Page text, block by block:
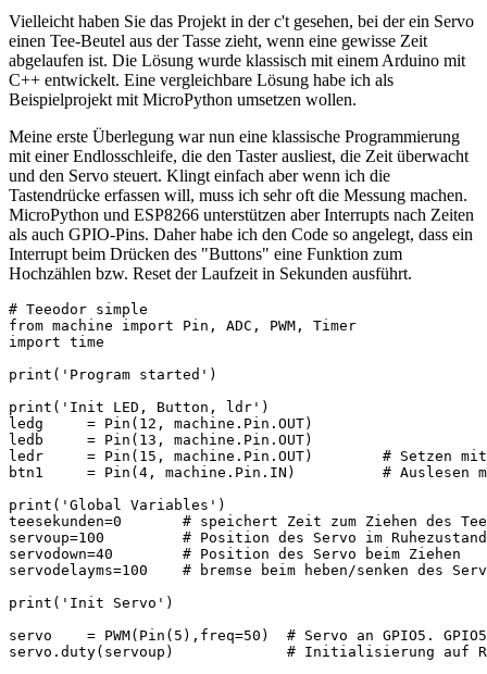
Vielleicht haben Sie das Projekt in der c't gesehen, bei der ein Servo
einen Tee-Beutel aus der Tasse zieht, wenn eine gewisse Zeit
abgelaufen ist. Die Lösung wurde klassisch mit einem Arduino mit
C++ entwickelt. Eine vergleichbare Lösung habe ich als
Beispielprojekt mit MicroPython umsetzen wollen.
Meine erste Überlegung war nun eine klassische Programmierung
mit einer Endlosschleife, die den Taster ausliest, die Zeit überwacht
und den Servo steuert. Klingt einfach aber wenn ich die
Tastendrücke erfassen will, muss ich sehr oft die Messung machen.
MicroPython und ESP8266 unterstützen aber Interrupts nach Zeiten
als auch GPIO-Pins. Daher habe ich den Code so angelegt, dass ein
Interrupt beim Drücken des "Buttons" eine Funktion zum
Hochzählen bzw. Reset der Laufzeit in Sekunden ausführt.
# Teeodor simple
from machine import Pin, ADC, PWM, Timer
import time
print('Program started')
print('Init LED, Button, ldr')
ledg     = Pin(12, machine.Pin.OUT)
ledb     = Pin(13, machine.Pin.OUT)
ledr     = Pin(15, machine.Pin.OUT)        # Setzen
btn1     = Pin(4, machine.Pin.IN)          # Auslesen
print('Global Variables')
teesekunden=0       # speichert Zeit zum Ziehen des
servoup=100         # Position des Servo im Ruhezustand
servodown=40        # Position des Servo beim Ziehen
servodelayms=100    # bremse beim heben/senken des
print('Init Servo')
servo    = PWM(Pin(5),freq=50)  # Servo an GPIO5.
servo.duty(servoup)             # Initialisierung auf